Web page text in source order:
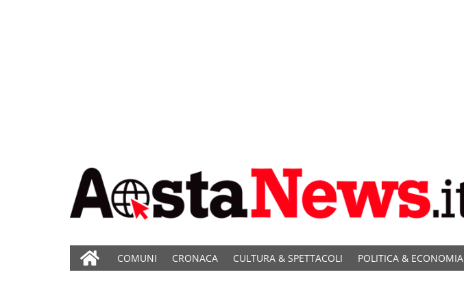
COMUNI CRONACA CULTURA & SPETTACOLI POLITICA & ECONOMIA